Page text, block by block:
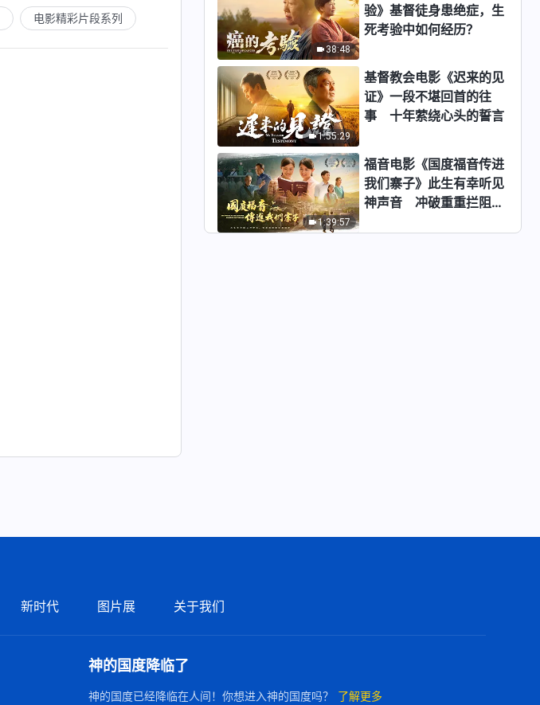
7:15
全能神经典话语《关于认识神的
话语》选段546-548
12:36
全能神经典话语《关于认识神的
话语》选段549-550
4:39
全能神经典话语《关于认识神的
话语》选段551
电影精彩片段系列
38:48
验》基督徒身患绝症，生
死考验中如何经历？
1:55:29
基督教会电影《迟来的见
证》一段不堪回首的往
事 十年萦绕心头的誓言
1:39:57
福音电影《国度福音传进
我们寨子》此生有幸听见
神声音 冲破重重拦阻跟
新时代 图片展 关于我们
神的国度降临了
神的国度已经降临在人间！你想进入神的国度吗？ 了解更多